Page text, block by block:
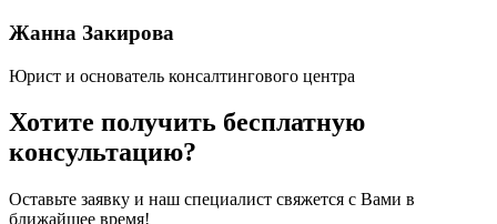
Жанна Закирова
Юрист и основатель консалтингового центра
Хотите получить бесплатную
консультацию?
Оставьте заявку и наш специалист свяжется с Вами в
ближайшее время!